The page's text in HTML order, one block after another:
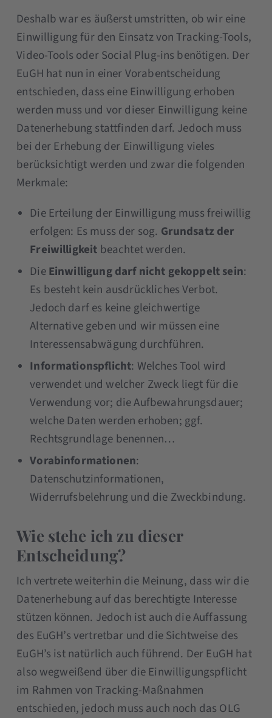
Deshalb war es äußerst umstritten, ob wir eine
Einwilligung für den Einsatz von Tracking-Tools,
Video-Tools oder Social Plug-ins benötigen. Der
EuGH hat nun in einer Vorabentscheidung
entschieden, dass eine Einwilligung erhoben
werden muss und vor dieser Einwilligung keine
Datenerhebung stattfinden darf. Jedoch muss
bei der Erhebung der Einwilligung vieles
berücksichtigt werden und zwar die folgenden
Merkmale:
Die Erteilung der Einwilligung muss freiwillig
erfolgen: Es muss der sog. Grundsatz der
Freiwilligkeit beachtet werden.
DieEinwilligung darf nicht gekoppelt sein:
Es besteht kein ausdrückliches Verbot.
Jedoch darf es keine gleichwertige
Alternative geben und wir müssen eine
Interessensabwägung durchführen.
Informationspflicht: Welches Tool wird
verwendet und welcher Zweck liegt für die
Verwendung vor; die Aufbewahrungsdauer;
welche Daten werden erhoben; ggf.
Rechtsgrundlage benennen…
Vorabinformationen:
Datenschutzinformationen,
Widerrufsbelehrung und die Zweckbindung.
Wie stehe ich zu dieser
Entscheidung?
Ich vertrete weiterhin die Meinung, dass wir die
Datenerhebung auf das berechtigte Interesse
stützen können. Jedoch ist auch die Auffassung
des EuGH’s vertretbar und die Sichtweise des
EuGH’s ist natürlich auch führend. Der EuGH hat
also wegweißend über die Einwilligungspflicht
im Rahmen von Tracking-Maßnahmen
entschieden, jedoch muss auch noch das OLG